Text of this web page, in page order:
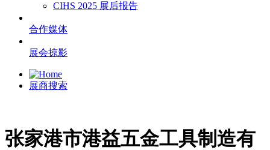
CIHS 2025 展后报告
合作媒体
展会掠影
展商搜索
张家港市港益五金工具制造有